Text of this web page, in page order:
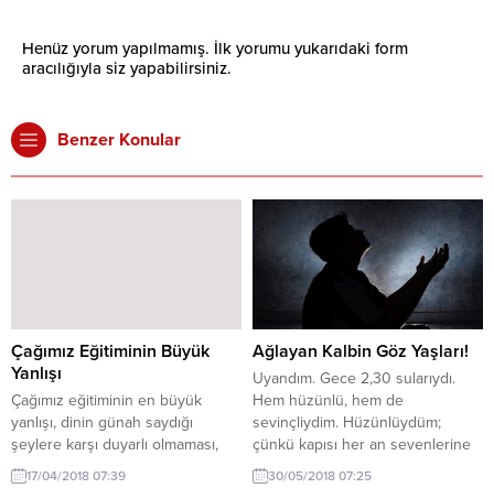
Henüz yorum yapılmamış. İlk yorumu yukarıdaki form
aracılığıyla siz yapabilirsiniz.
Benzer Konular
Çağımız Eğitiminin Büyük
Yanlışı
Çağımız eğitiminin en büyük
yanlışı, dinin günah saydığı
şeylere karşı duyarlı olmaması,
çevreyi günah risklerinden ve
17/04/2018 07:39
Ağlayan Kalbin Göz Yaşları!
Uyandım. Gece 2,30 sularıydı.
Hem hüzünlü, hem de
sevinçliydim. Hüzünlüydüm;
çünkü kapısı her an sevenlerine
açık Hakiki Sevgili’ye layık bir kul
30/05/2018 07:25